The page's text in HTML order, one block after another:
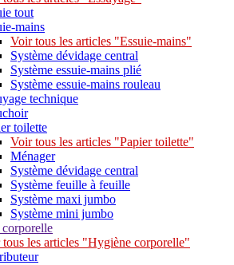
tout
mains
Voir tous les articles "Essuie-mains"
Système dévidage central
Système essuie-mains plié
Système essuie-mains rouleau
technique
toilette
Voir tous les articles "Papier toilette"
Ménager
Système dévidage central
Système feuille à feuille
Système maxi jumbo
Système mini jumbo
les articles "Hygiène corporelle"